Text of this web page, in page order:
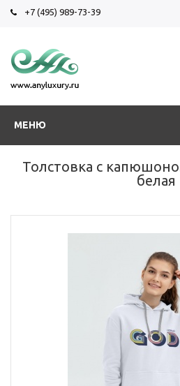
+7 (495) 989-73-39
МЕНЮ
Толстовка с
белая